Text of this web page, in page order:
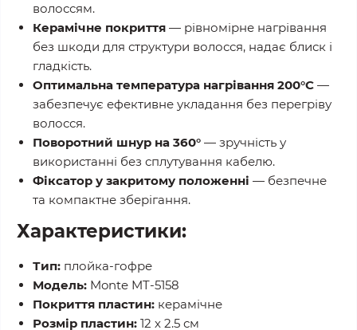
волоссям.
Керамічне покриття — рівномірне нагрівання
без шкоди для структури волосся, надає блиск і
гладкість.
Оптимальна температура нагрівання 200°C —
забезпечує ефективне укладання без перегріву
волосся.
Поворотний шнур на 360° — зручність у
використанні без сплутування кабелю.
Фіксатор у закритому положенні — безпечне
та компактне зберігання.
Характеристики:
Тип: плойка-гофре
Модель: Monte MT-5158
Покриття пластин: керамічне
Розмір пластин: 12 х 2.5 см